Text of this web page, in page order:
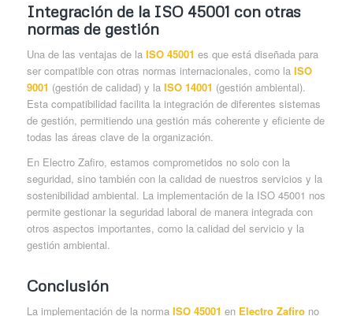
Integración de la ISO 45001 con otras
normas de gestión
Una de las ventajas de la ISO 45001 es que está diseñada para
ser compatible con otras normas internacionales, como la ISO
9001 (gestión de calidad) y la ISO 14001 (gestión ambiental).
Esta compatibilidad facilita la integración de diferentes sistemas
de gestión, permitiendo una gestión más coherente y eficiente de
todas las áreas clave de la organización.
En Electro Zafiro, estamos comprometidos no solo con la
seguridad, sino también con la calidad de nuestros servicios y la
sostenibilidad ambiental. La implementación de la ISO 45001 nos
permite gestionar la seguridad laboral de manera integrada con
otros aspectos importantes, como la calidad del servicio y la
gestión ambiental.
Conclusión
La implementación de la norma ISO 45001 en Electro Zafirono